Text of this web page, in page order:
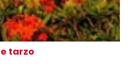
tarzo